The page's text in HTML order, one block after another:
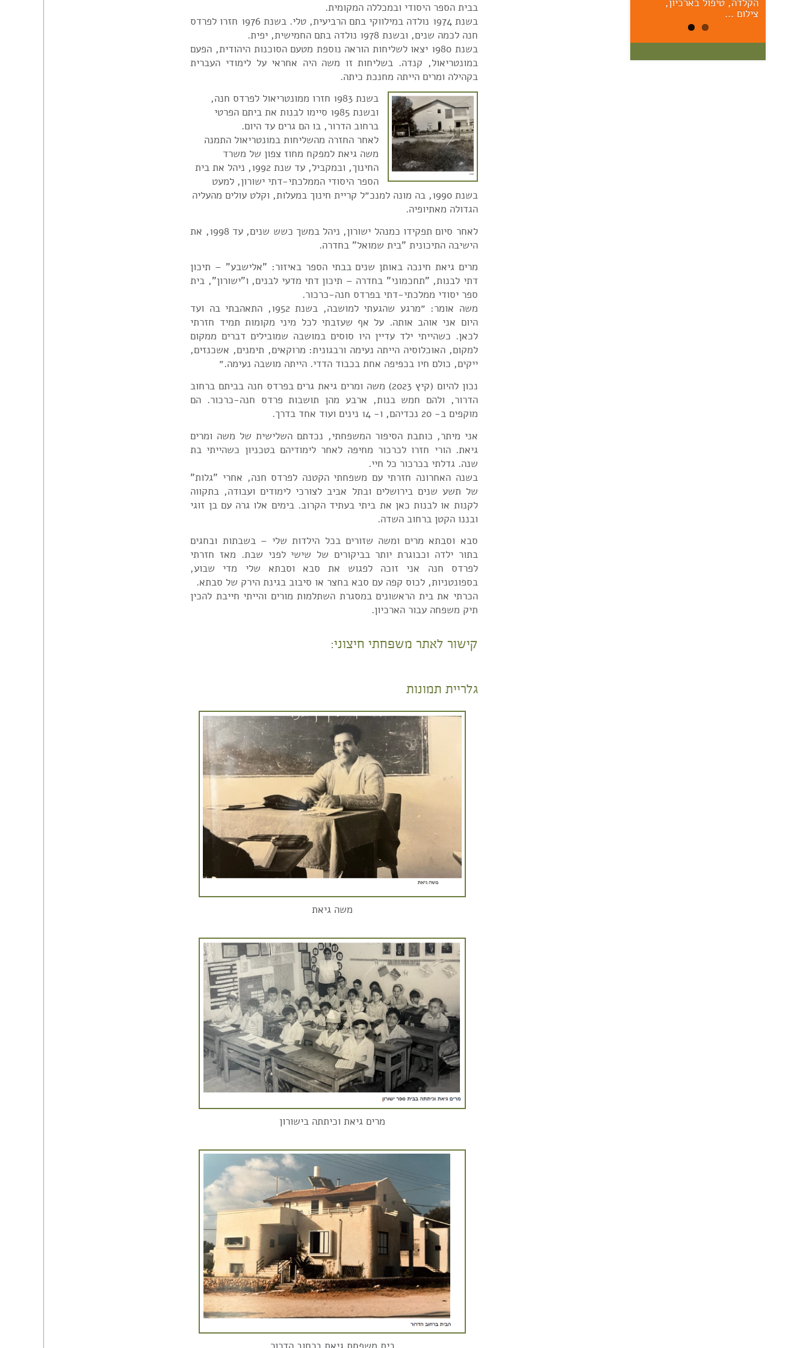
17/7, 11:00 אוצר: מרק יודל
צילום …
בבית הספר היסודי ובמכללה המקומית.
בשנת 1974 נולדה במילווקי בתם הרביעית, טלי. בשנת 1976 חזרו לפרדס
חנה לכמה שנים, ובשנת 1978 נולדה בתם החמישית, יפית.
בשנת 1980 יצאו לשליחות הוראה נוספת מטעם הסוכנות היהודית, הפעם
במונטריאול, קנדה. בשליחות זו משה היה אחראי על לימודי העברית
בקהילה ומרים הייתה מחנכת כיתה.
בשנת 1983 חזרו ממונטריאול לפרדס חנה,
ובשנת 1985 סיימו לבנות את ביתם הפרטי
ברחוב הדרור, בו הם גרים עד היום.
לאחר החזרה מהשליחות במונטריאול התמנה
משה גיאת למפקח מחוז צפון של משרד
החינוך, ובמקביל, עד שנת 1992, ניהל את בית
הספר היסודי הממלכתי-דתי ישורון, למעט
בשנת 1990, בה מונה למנכ״ל קריית חינוך במעלות, וקלט עולים מהעליה
הגדולה מאתיופיה.
לאחר סיום תפקידו כמנהל ישורון, ניהל במשך כשש שנים, עד 1998, את
הישיבה התיכונית "בית שמואל" בחדרה.
מרים גיאת חינכה באותן שנים בבתי הספר באיזור: "אלישבע" – תיכון
דתי לבנות, "תחכמוני" בחדרה – תיכון דתי מדעי לבנים, ו"ישורון", בית
ספר יסודי ממלכתי-דתי בפרדס חנה-כרכור.
משה אומר: ״מרגע שהגעתי למושבה, בשנת 1952, התאהבתי בה ועד
היום אני אוהב אותה. על אף שעזבתי לכל מיני מקומות תמיד חזרתי
לכאן. כשהייתי ילד עדיין היו סוסים במושבה שמובילים דברים ממקום
למקום, האוכלוסיה הייתה נעימה ורבגונית: מרוקאים, תימנים, אשכנזים,
ייקים, כולם חיו בכפיפה אחת בכבוד הדדי. הייתה מושבה נעימה.״
נכון להיום (קיץ 2023) משה ומרים גיאת גרים בפרדס חנה בביתם ברחוב
הדרור, ולהם חמש בנות, ארבע מהן תושבות פרדס חנה-כרכור. הם
מוקפים ב- 20 נכדיהם, ו- 14 נינים ועוד אחד בדרך.
אני מיתר, כותבת הסיפור המשפחתי, נכדתם השלישית של משה ומרים
גיאת. הורי חזרו לכרכור מחיפה לאחר לימודיהם בטכניון כשהייתי בת
שנה. גדלתי בכרכור כל חיי.
בשנה האחרונה חזרתי עם משפחתי הקטנה לפרדס חנה, אחרי "גלות"
של תשע שנים בירושלים ובתל אביב לצורכי לימודים ועבודה, בתקווה
לקנות או לבנות כאן את ביתי בעתיד הקרוב. בימים אלו גרה עם בן זוגי
ובננו הקטן ברחוב השדה.
סבא וסבתא מרים ומשה שזורים בכל הילדות שלי – בשבתות ובחגים
בתור ילדה וכבוגרת יותר בביקורים של שישי לפני שבת. מאז חזרתי
לפרדס חנה אני זוכה לפגוש את סבא וסבתא שלי מדי שבוע,
בספונטניות, לכוס קפה עם סבא בחצר או סיבוב בגינת הירק של סבתא.
הכרתי את בית הראשונים במסגרת השתלמות מורים והייתי חייבת להכין
תיק משפחה עבור הארכיון.
קישור לאתר משפחתי חיצוני:
גלריית תמונות
משה גיאת
מרים גיאת וכיתתה בישורון